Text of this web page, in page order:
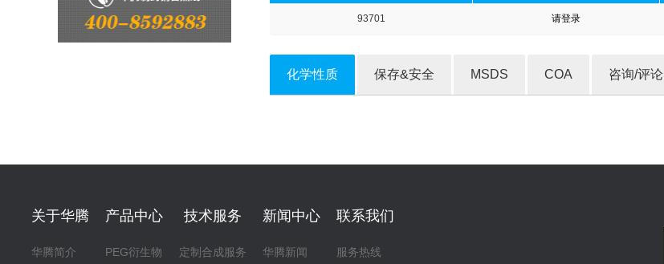
93701 请登录
化学性质 保存&安全 MSDS COA 咨询/评论
关于华腾
华腾简介
产品中心
PEG衍生物
技术服务
定制合成服务
新闻中心
华腾新闻
联系我们
服务热线